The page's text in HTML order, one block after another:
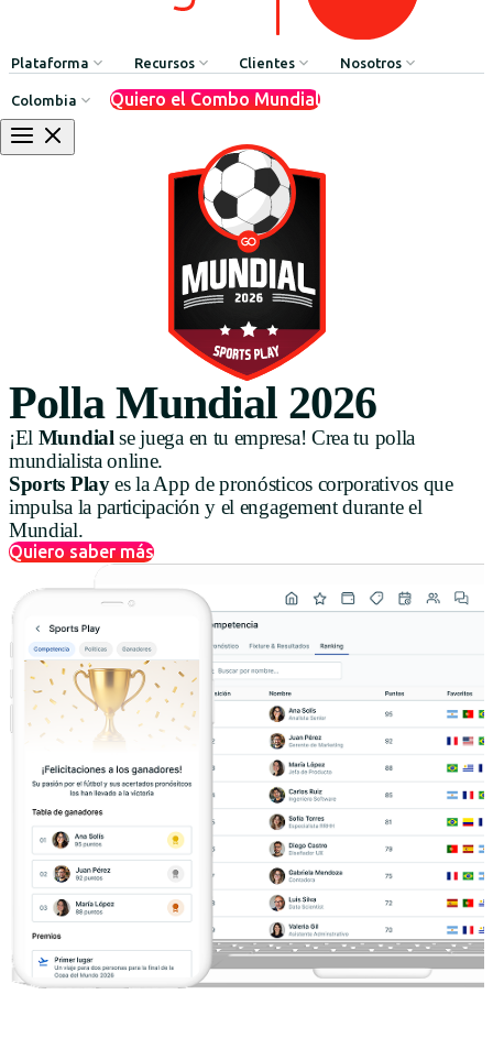
Plataforma
Comunicación Interna
Procesos de Recursos Humanos
Reconocimientos & Premios
Agente de Recursos Humanos
Recursos
Employee Experience Awards
Casos de Éxito
Blog
Descarga de Recursos
Clientes
Casos de Éxito
Nosotros
Colombia
Perú
Uruguay
USA
English
Português
Quiero el Combo Mundial
Polla Mundial 2026
¡El Mundial se juega en tu empresa! Crea tu polla
mundialista online.
Sports Playes la App de pronósticos corporativos que
impulsa la participación y el engagement durante el
Mundial.
Quiero saber más